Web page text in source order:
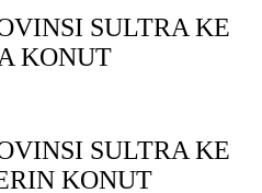
SULTRA KE
KONUT
SULTRA KE
KONUT